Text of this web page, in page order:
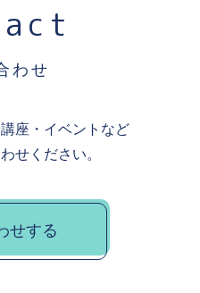
わせ
座・イベントなど
せください。
せする